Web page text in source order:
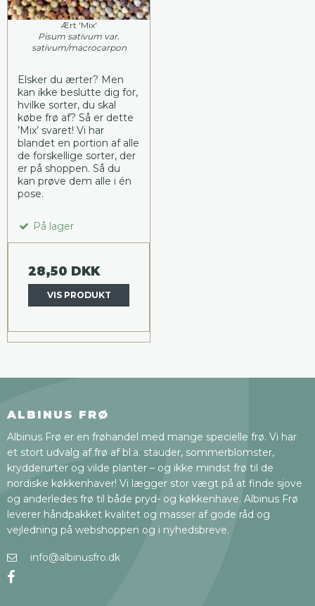
Ært 'Mix'
Pisum sativum var.
sativum/macrocarpon
Elsker du ærter? Men
kan ikke beslutte dig for,
hvilke sorter, du skal
købe frø af? Så er dette
’Mix’ svaret! Vi har
blandet en portion af alle
de forskellige sorter, der
er på shoppen. Så du
kan prøve dem alle i én
pose.
På lager
28,50 DKK
VIS PRODUKT
ALBINUS FRØ
Albinus Frø er en frøhandel med mange specielle frø. Vi har
et stort udvalg af frø af bl.a. stauder, sommerblomster,
krydderurter og vilde planter – og ikke mindst frø til de
nordiske køkkenhaver! Vi lægger stor vægt på at finde sjove
og anderledes frø til både pryd- og køkkenhave. Albinus Frø
leverer håndpakket kvalitet og masser af gode råd og
vejledning på webshoppen og i nyhedsbreve.
info@albinusfro.dk